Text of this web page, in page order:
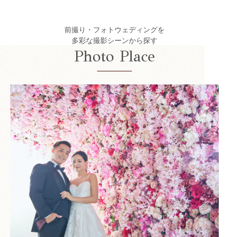
前撮り・フォトウェディングを
多彩な撮影シーンから探す
Photo Place